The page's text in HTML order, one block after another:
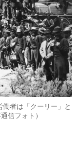
者は「クーリー」と
信フォト）